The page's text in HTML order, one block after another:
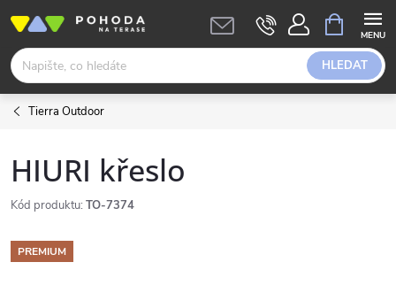
obsah
HLEDAT
NÁKUPNÍ
KOŠÍK
Tierra Outdoor
HIURI křeslo
Kód produktu: TO-7374
PREMIUM